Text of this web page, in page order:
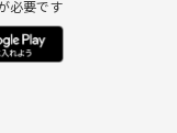
必要です